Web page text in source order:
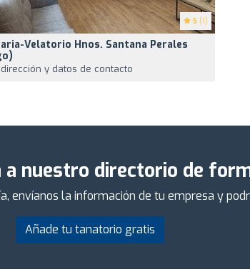
5 (1)
Velatorio Hnos. Santana Perales
y datos de contacto
a nuestro directorio de
envíanos la información de tu empresa y
Añade tu tanatorio gratis